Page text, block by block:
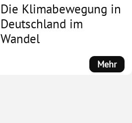
Die Klimabewegung in
Deutschland im
Wandel
Mehr: